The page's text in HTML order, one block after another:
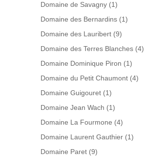
Domaine de Savagny (1)
Domaine des Bernardins (1)
Domaine des Lauribert (9)
Domaine des Terres Blanches (4)
Domaine Dominique Piron (1)
Domaine du Petit Chaumont (4)
Domaine Guigouret (1)
Domaine Jean Wach (1)
Domaine La Fourmone (4)
Domaine Laurent Gauthier (1)
Domaine Paret (9)